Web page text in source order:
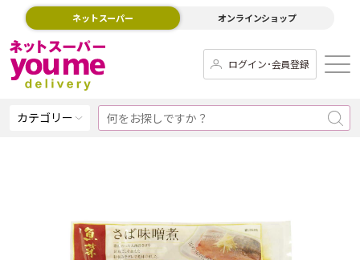
ネットスーパー オンラインショップ
ログイン･会員登録
カテゴリー